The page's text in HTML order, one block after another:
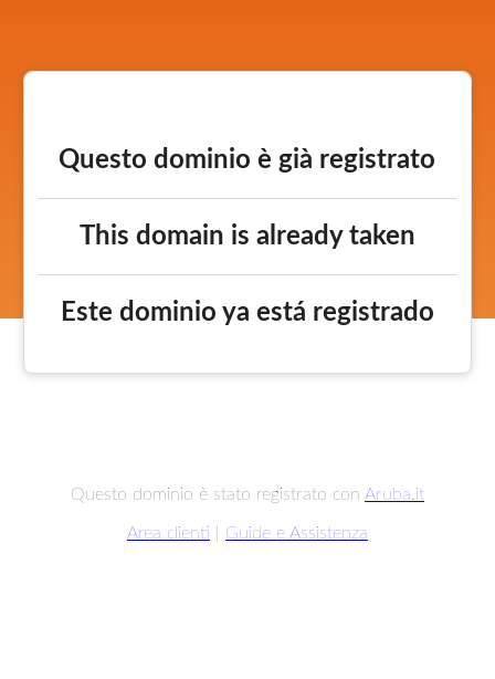
Questo dominio è già registrato
This domain is already taken
Este dominio ya está registrado
Questo dominio è stato registrato con Aruba.it
Area clienti Guide e Assistenza